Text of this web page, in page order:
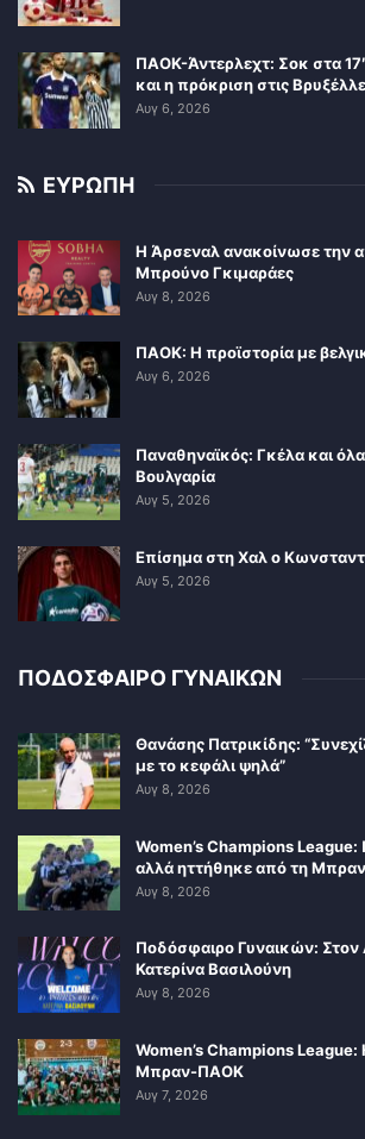
ΠΑΟΚ-Άντερλεχτ: Σοκ στα
και η πρόκριση στις
Αυγ 6, 2026
ΕΥΡΩΠΗ
Η Άρσεναλ ανακοίνωσε την
Μπρούνο Γκιμαράες
Αυγ 8, 2026
ΠΑΟΚ: Η προϊστορία με
Αυγ 6, 2026
Παναθηναϊκός: Γκέλα και
Βουλγαρία
Αυγ 5, 2026
Επίσημα στη Χαλ ο
Αυγ 5, 2026
ΠΟΔΟΣΦΑΙΡΟ ΓΥΝΑΙΚΩΝ
Θανάσης Πατρικίδης:
με το κεφάλι ψηλά”
Αυγ 8, 2026
Women’s Champions
αλλά ηττήθηκε από τη Μπραν
Αυγ 8, 2026
Ποδόσφαιρο Γυναικών: Στον
Κατερίνα Βασιλούνη
Αυγ 8, 2026
Women’s Champions
Μπραν-ΠΑΟΚ
Αυγ 7, 2026